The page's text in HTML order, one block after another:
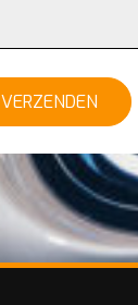
VERZENDEN